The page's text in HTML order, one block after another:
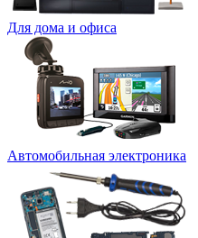
Для дома и офиса
Автомобильная электроника